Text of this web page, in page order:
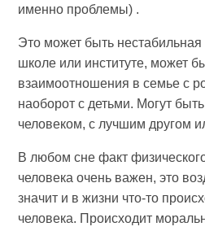
именно проблемы) .
Это может быть нестабильная
школе или институте, может
взаимоотношения в семье с
наоборот с детьми. Могут
человеком, с лучшим другом
В любом сне факт
человека очень важен, это
значит и в жизни что-то
человека. Происходит